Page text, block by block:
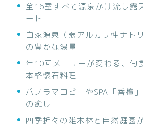
全16室すべて源泉かけ流し露
ート
自家源泉（弱アルカリ性ナト
の豊かな湯量
年10回メニューが変わる、旬
本格懐石料理
パノラマロビーやSPA「香檀
の癒し
四季折々の雑木林と自然庭園